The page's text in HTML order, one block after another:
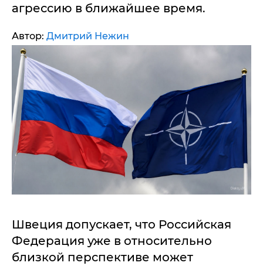
агрессию в ближайшее время.
Автор: Дмитрий Нежин
Швеция допускает, что Российская
Федерация уже в относительно
близкой перспективе может